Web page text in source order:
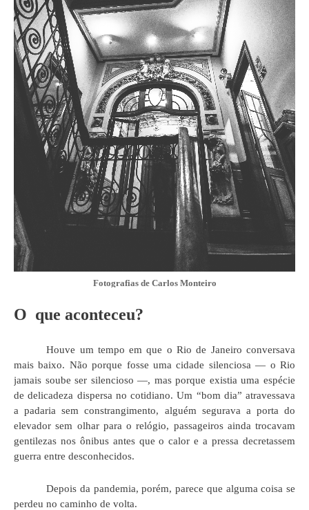
Fotografias de Carlos Monteiro
O que aconteceu?
Houve um tempo em que o Rio de Janeiro conversava
mais baixo. Não porque fosse uma cidade silenciosa — o Rio
jamais soube ser silencioso —, mas porque existia uma espécie
de delicadeza dispersa no cotidiano. Um “bom dia” atravessava
a padaria sem constrangimento, alguém segurava a porta do
elevador sem olhar para o relógio, passageiros ainda trocavam
gentilezas nos ônibus antes que o calor e a pressa decretassem
guerra entre desconhecidos.
Depois da pandemia, porém, parece que alguma coisa se
perdeu no caminho de volta.